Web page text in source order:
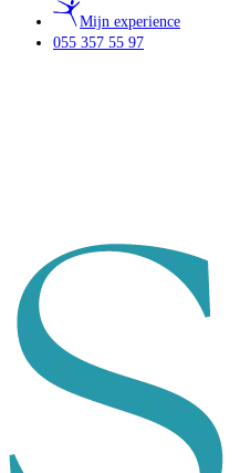
Mijn experience
055 357 55 97